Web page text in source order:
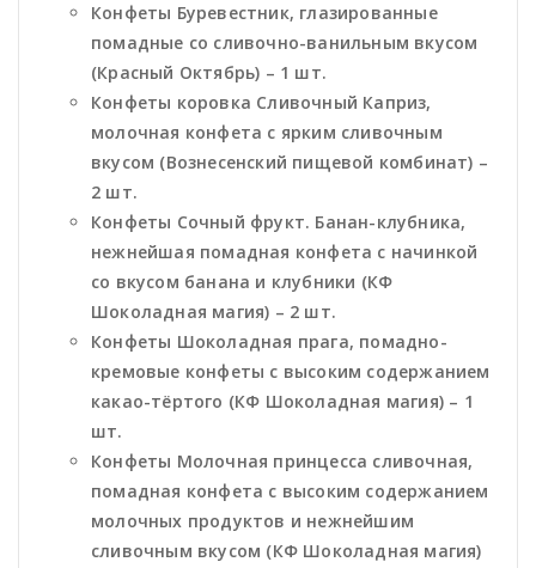
Конфеты Буревестник, глазированные
помадные со сливочно-ванильным вкусом
(Красный Октябрь) – 1 шт.
Конфеты коровка Сливочный Каприз,
молочная конфета с ярким сливочным
вкусом (Вознесенский пищевой комбинат) –
2 шт.
Конфеты Сочный фрукт. Банан-клубника,
нежнейшая помадная конфета с начинкой
со вкусом банана и клубники (КФ
Шоколадная магия) – 2 шт.
Конфеты Шоколадная прага, помадно-
кремовые конфеты с высоким содержанием
какао-тёртого (КФ Шоколадная магия) – 1
шт.
Конфеты Молочная принцесса сливочная,
помадная конфета с высоким содержанием
молочных продуктов и нежнейшим
сливочным вкусом (КФ Шоколадная магия)